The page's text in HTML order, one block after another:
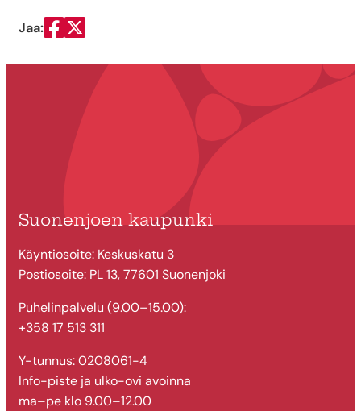
Jaa:
Jaa Facebookissa
Jaa Twitterissä
Suonenjoen kaupunki
Käyntiosoite: Keskuskatu 3
Postiosoite: PL 13, 77601 Suonenjoki
Puhelinpalvelu (9.00–15.00):
+358 17 513 311
Y-tunnus: 0208061-4
Info-piste ja ulko-ovi avoinna
ma–pe klo 9.00–12.00